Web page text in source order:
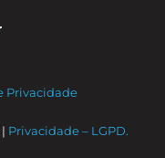
Privacidade
Privacidade – LGPD.